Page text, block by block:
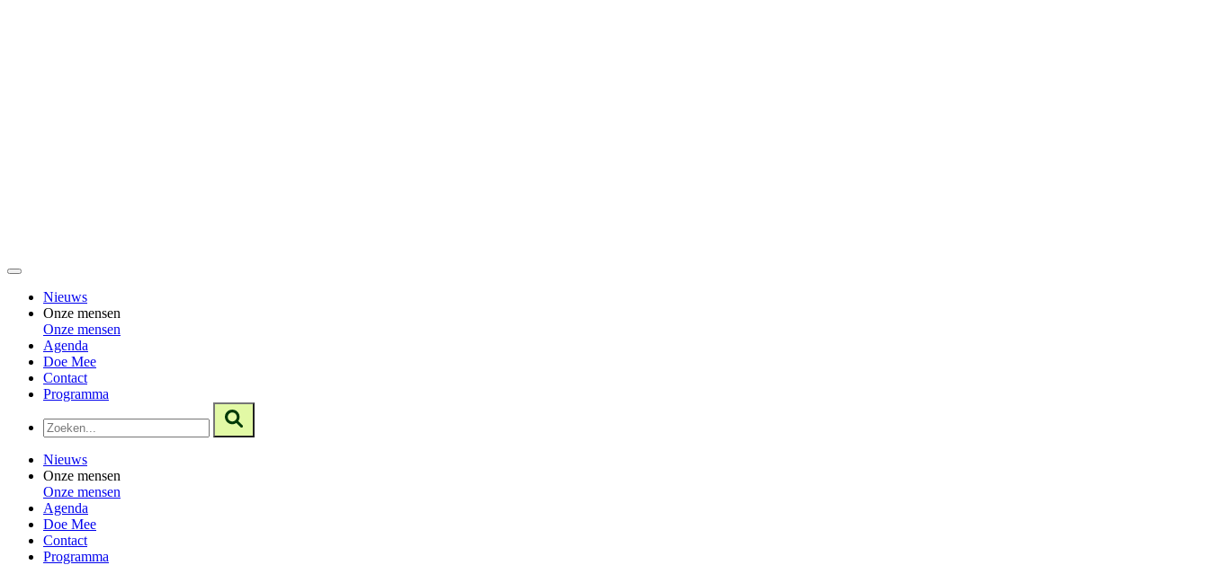
Nieuws
Onze mensen
Onze mensen
Agenda
Doe Mee
Contact
Programma
Nieuws
Onze mensen
Onze mensen
Agenda
Doe Mee
Contact
Programma